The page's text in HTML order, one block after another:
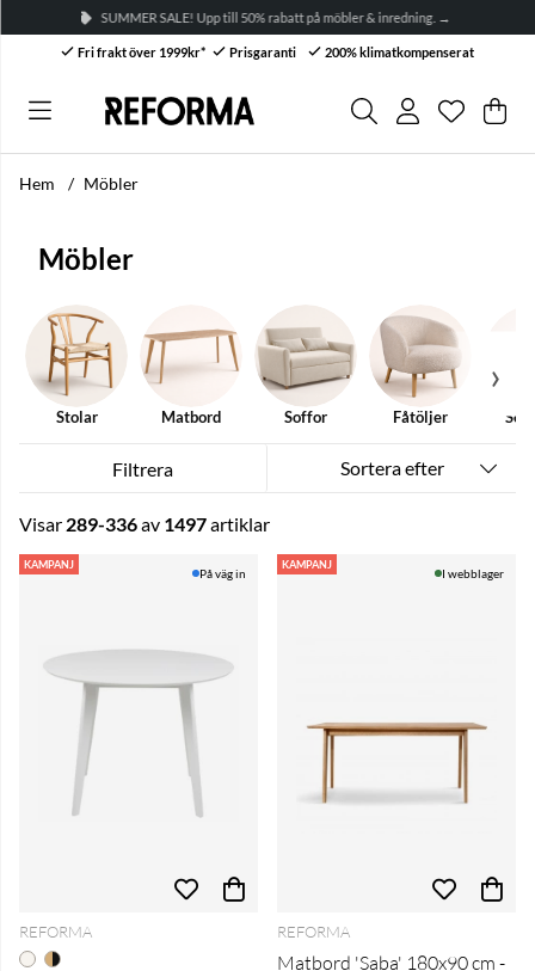
SUMMER SALE! Upp till 50% rabatt på möbler & inredning. →
Fri frakt över 1999kr* Prisgaranti 200% klimatkompenserat
Antal i
. .
Hem Möbler
Möbler
Stolar Matbord Soffor Fåtöljer
Filtrera Sortera efter
Visar 289-336av 1497artiklar
Produkter
KAMPANJ
På väg in
REFORMA
KAMPANJ
I webblager
REFORMA
Matbord 'Saba' 180x90 cm -